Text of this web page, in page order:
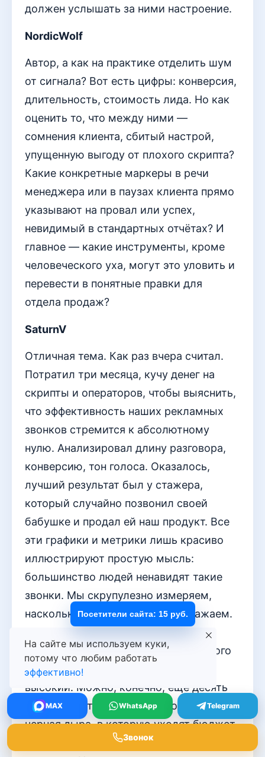
должен услышать за ними настроение.
NordicWolf
Автор, а как на практике отделить шум
от сигнала? Вот есть цифры: конверсия,
длительность, стоимость лида. Но как
оценить то, что между ними —
сомнения клиента, сбитый настрой,
упущенную выгоду от плохого скрипта?
Какие конкретные маркеры в речи
менеджера или в паузах клиента прямо
указывают на провал или успех,
невидимый в стандартных отчётах? И
главное — какие инструменты, кроме
человеческого уха, могут это уловить и
перевести в понятные правки для
отдела продаж?
SaturnV
Отличная тема. Как раз вчера считал.
Потратил три месяца, кучу денег на
скрипты и операторов, чтобы выяснить,
что эффективность наших рекламных
звонков стремится к абсолютному
нулю. Анализировал длину разговора,
конверсию, тон голоса. Оказалось,
лучший результат был у стажера,
который случайно позвонил своей
бабушке и продал ей наш продукт. Все
эти графики и метрики лишь красиво
иллюстрируют простую мысль:
большинство людей ненавидят такие
звонки. Мы скрупулезно измеряем,
насколько эффективно их раздражаем.
количество отключений после первого
предложения. У нас он стабильно
высокий. Можно, конечно, еще десять
отчетов построить, чтобы доказать, что
черная дыра, в которую уходят бюджет
и время, имеет стратегическое
На сайте мы используем куки,
потому что любим работать
эффективно!
MAX WhatsApp Telegram
Звонок
Посетители сайта: 15 руб.